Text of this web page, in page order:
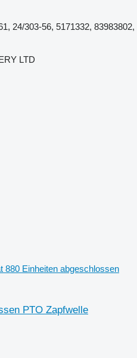
24/303-56, 5171332, 83983802,
LTD
880 Einheiten abgeschlossen
PTO Zapfwelle